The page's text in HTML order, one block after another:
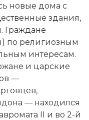
новые дома с
здания,
Граждане
по религиозным
интересам.
и царские
—
— находился
II и во 2-й